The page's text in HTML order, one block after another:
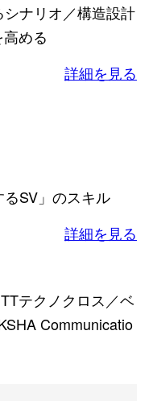
ナリオ／構造設計
める
詳細を見る
SV」のスキル
詳細を見る
テクノクロス／ベ
Communicatio